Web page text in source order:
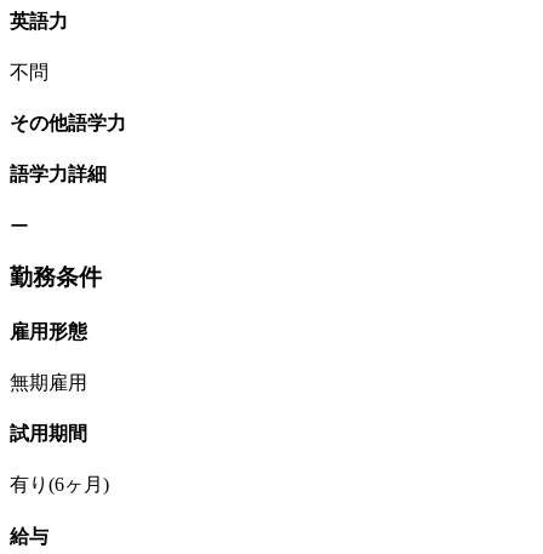
英語力
不問
その他語学力
語学力詳細
ー
勤務条件
雇用形態
無期雇用
試用期間
有り(6ヶ月)
給与